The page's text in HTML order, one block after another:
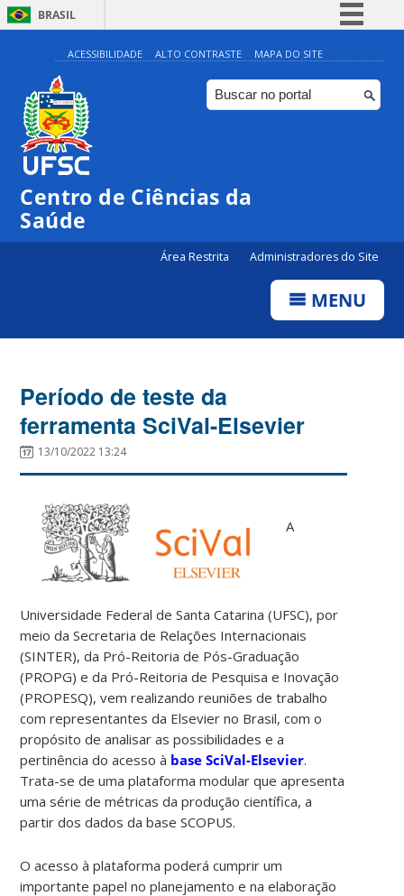
BRASIL
Simplifique!
Comunica BR
Participe
ACESSIBILIDADE ALTO CONTRASTE MAPA DO SITE
Centro de Ciências da
Saúde
Área Restrita Administradores do Site
MENU
Período de teste da
ferramenta SciVal-Elsevier
13/10/2022 13:24
A
Universidade Federal de Santa Catarina (UFSC), por
meio da Secretaria de Relações Internacionais
(SINTER), da Pró-Reitoria de Pós-Graduação
(PROPG) e da Pró-Reitoria de Pesquisa e Inovação
(PROPESQ), vem realizando reuniões de trabalho
com representantes da Elsevier no Brasil, com o
propósito de analisar as possibilidades e a
pertinência do acesso à base SciVal-Elsevier.
Trata-se de uma plataforma modular que apresenta
uma série de métricas da produção científica, a
partir dos dados da base SCOPUS.
O acesso à plataforma poderá cumprir um
importante papel no planejamento e na elaboração